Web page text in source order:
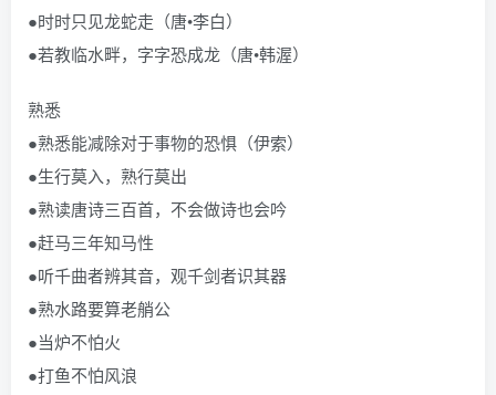
●时时只见龙蛇走（唐•李白）
●若教临水畔，字字恐成龙（唐•韩渥）
熟悉
●熟悉能减除对于事物的恐惧（伊索）
●生行莫入，熟行莫出
●熟读唐诗三百首，不会做诗也会吟
●赶马三年知马性
●听千曲者辨其音，观千剑者识其器
●熟水路要算老艄公
●当炉不怕火
●打鱼不怕风浪